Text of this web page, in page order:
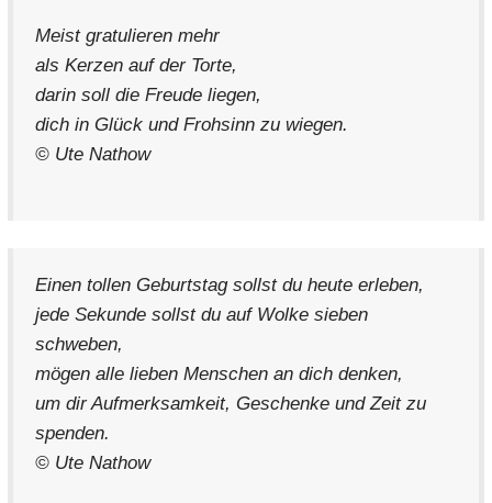
Meist gratulieren mehr
als Kerzen auf der Torte,
darin soll die Freude liegen,
dich in Glück und Frohsinn zu wiegen.
© Ute Nathow
Einen tollen Geburtstag sollst du heute erleben,
jede Sekunde sollst du auf Wolke sieben
schweben,
mögen alle lieben Menschen an dich denken,
um dir Aufmerksamkeit, Geschenke und Zeit zu
spenden.
© Ute Nathow